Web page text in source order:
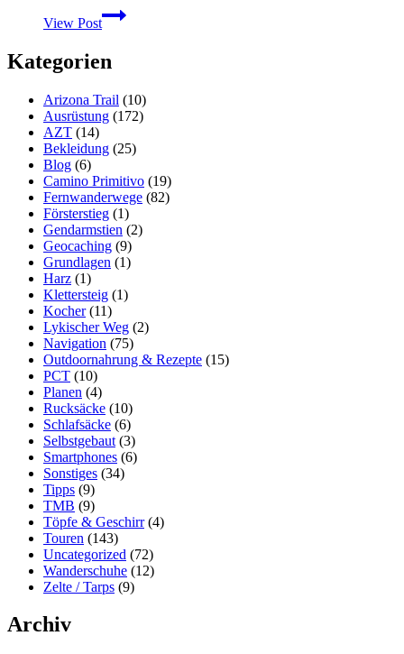
View Post
Neue
Jacke
Haglöfs
Shell
Layer
Kategorien
Arizona Trail (10)
Ausrüstung (172)
AZT (14)
Bekleidung (25)
Blog (6)
Camino Primitivo (19)
Fernwanderwege (82)
Försterstieg (1)
Gendarmstien (2)
Geocaching (9)
Grundlagen (1)
Harz (1)
Klettersteig (1)
Kocher(11)
Lykischer Weg (2)
Navigation (75)
Outdoornahrung & Rezepte (15)
PCT (10)
Planen (4)
Rucksäcke (10)
Schlafsäcke (6)
Selbstgebaut (3)
Smartphones (6)
Sonstiges (34)
Tipps (9)
TMB (9)
Töpfe & Geschirr(4)
Touren (143)
Uncategorized (72)
Wanderschuhe (12)
Zelte / Tarps (9)
Archiv